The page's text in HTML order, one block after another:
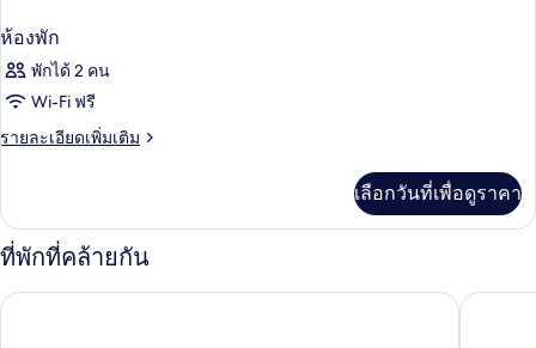
ห้องพัก
พักได้ 2 คน
Wi-Fi ฟรี
รายละเอียดเพิ่มเติม
ราย
เกี่ยว
กับ
ห้อง
เลือกวันที่เพื่อดูราคา
ที่พักที่คล้ายกัน
ฮิลตัน สิงคโปร์ ออร์ชาร์ด โรงแรม